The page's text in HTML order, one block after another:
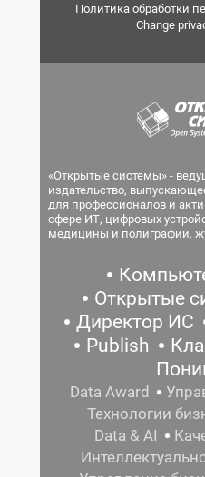
Политика обработки
Change
«Открытые системы» -
издательство,
для профессионалов и
сфере ИТ, цифровых
медицины и полиграфии,
Открытые
Директор ИС
Publish
Data Award
Технологии
Data & AI